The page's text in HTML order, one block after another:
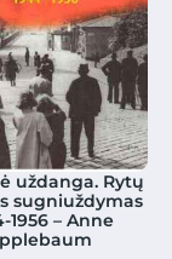
uždanga. Rytų
sugniuždymas
1956 – Anne